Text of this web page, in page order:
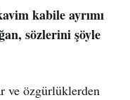
kabile ayrımı
sözlerini şöyle
ve özgürlüklerden